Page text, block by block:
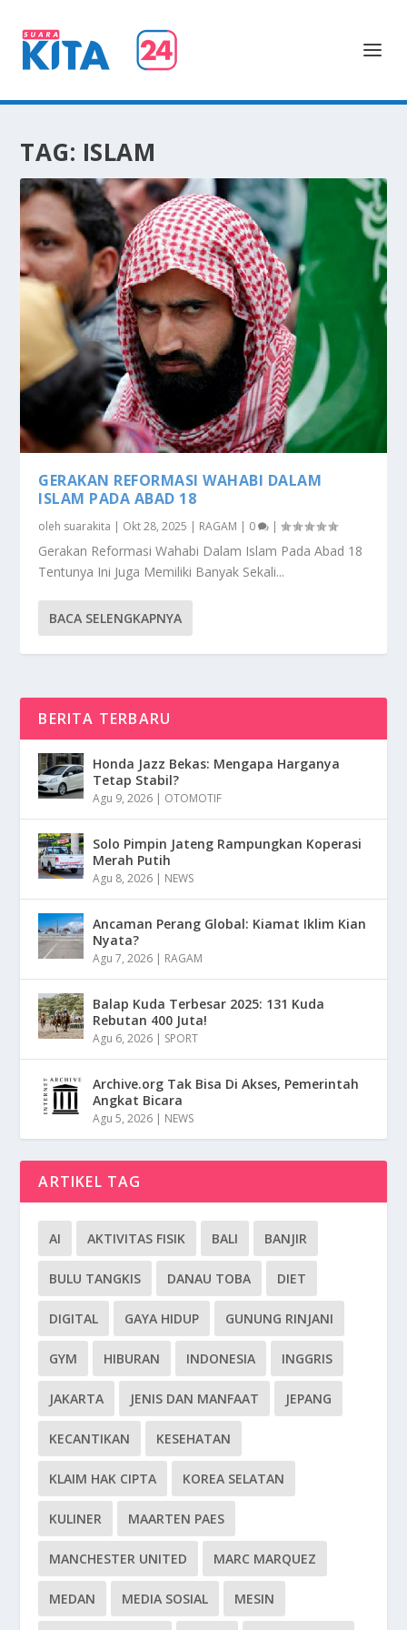
TAG: ISLAM
GERAKAN REFORMASI WAHABI DALAM
ISLAM PADA ABAD 18
oleh suarakita | Okt 28, 2025 | RAGAM | 0 |
Gerakan Reformasi Wahabi Dalam Islam Pada Abad 18
Tentunya Ini Juga Memiliki Banyak Sekali...
BACA SELENGKAPNYA
BERITA TERBARU
Honda Jazz Bekas: Mengapa Harganya
Tetap Stabil?
Agu 9, 2026 | OTOMOTIF
Solo Pimpin Jateng Rampungkan Koperasi
Merah Putih
Agu 8, 2026 | NEWS
Ancaman Perang Global: Kiamat Iklim Kian
Nyata?
Agu 7, 2026 | RAGAM
Balap Kuda Terbesar 2025: 131 Kuda
Rebutan 400 Juta!
Agu 6, 2026 | SPORT
Archive.org Tak Bisa Di Akses, Pemerintah
Angkat Bicara
Agu 5, 2026 | NEWS
ARTIKEL TAG
AI AKTIVITAS FISIK BALI BANJIR
BULU TANGKIS DANAU TOBA DIET
DIGITAL GAYA HIDUP GUNUNG RINJANI
GYM HIBURAN INDONESIA INGGRIS
JAKARTA JENIS DAN MANFAAT JEPANG
KECANTIKAN KESEHATAN
KLAIM HAK CIPTA KOREA SELATAN
KULINER MAARTEN PAES
MANCHESTER UNITED MARC MARQUEZ
MEDAN MEDIA SOSIAL MESIN